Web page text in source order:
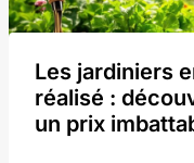
Les jardiniers
réalisé :
un prix